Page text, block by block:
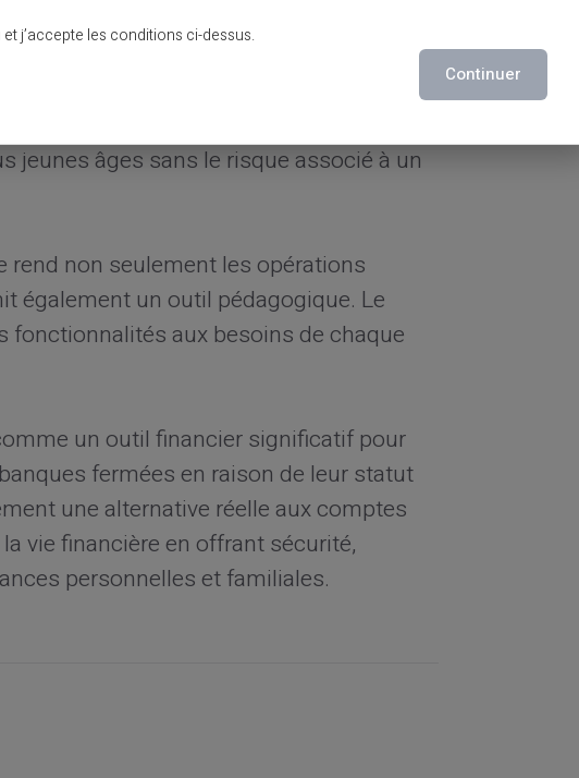
de la simplicité d'une carte prépayée.
enfants facilite la distribution d'argent de
une méthode pratique pour
jeunes âges sans le risque associé à un
rend non seulement les opérations
également un outil pédagogique. Le
fonctionnalités aux besoins de chaque
un outil financier significatif pour
fermées en raison de leur statut
une alternative réelle aux comptes
vie financière en offrant sécurité,
personnelles et familiales.
et j’accepte les conditions ci-dessus.
Continuer